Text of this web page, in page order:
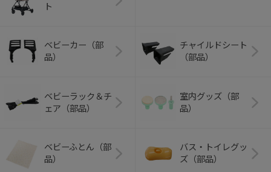
ト
ベビーカー（部
品）
チャイルドシート
（部品）
ベビーラック＆チ
ェア（部品）
室内グッズ（部
品）
ベビーふとん（部
品）
バス・トイレグッ
ズ（部品）